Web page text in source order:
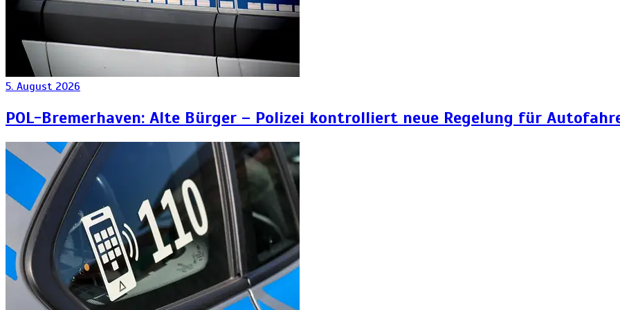
5. August 2026
POL-Bremerhaven: Alte Bürger – Polizei kontrolliert neue Regelung für